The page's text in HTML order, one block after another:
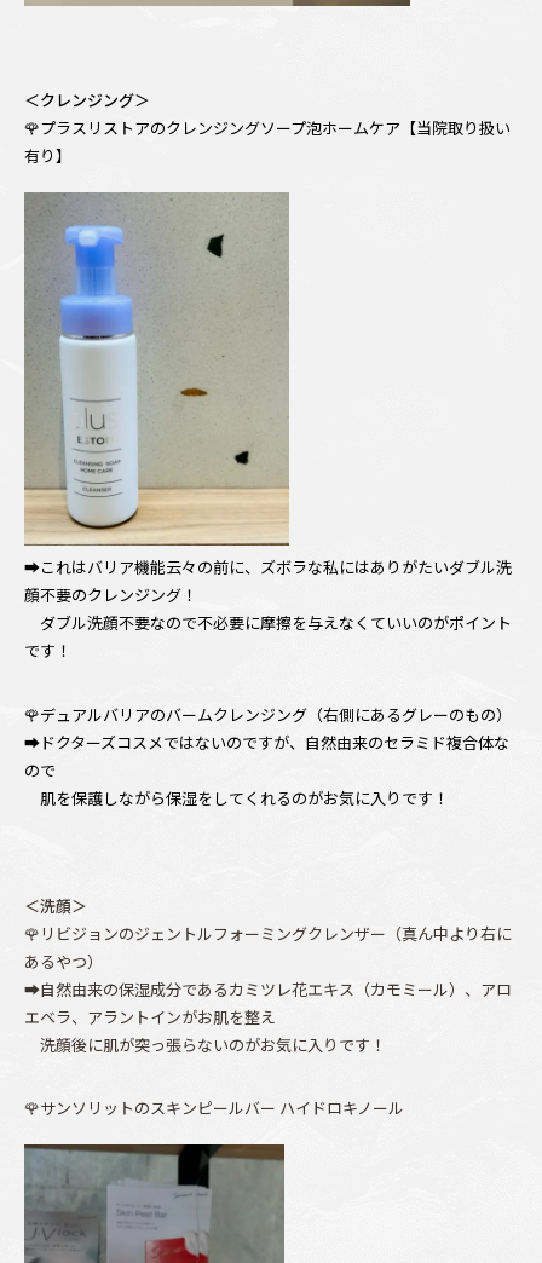
＜クレンジング＞
🌹プラスリストアのクレンジングソープ泡ホームケア【当院取り扱い
有り】
➡これはバリア機能云々の前に、ズボラな私にはありがたいダブル洗
顔不要のクレンジング！
ダブル洗顔不要なので不必要に摩擦を与えなくていいのがポイント
です！
🌹デュアルバリアのバームクレンジング（右側にあるグレーのもの）
➡ドクターズコスメではないのですが、自然由来のセラミド複合体な
ので
肌を保護しながら保湿をしてくれるのがお気に入りです！
＜洗顔＞
🌹リビジョンのジェントルフォーミングクレンザー（真ん中より右に
あるやつ）
➡自然由来の保湿成分であるカミツレ花エキス（カモミール）、アロ
エベラ、アラントインがお肌を整え
洗顔後に肌が突っ張らないのがお気に入りです！
🌹サンソリットのスキンピールバー ハイドロキノール